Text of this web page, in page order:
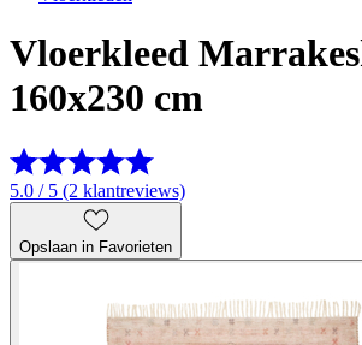
Vloerkleed
160x230 cm
5.0 / 5 (2 klantreviews)
Opslaan in Favorieten